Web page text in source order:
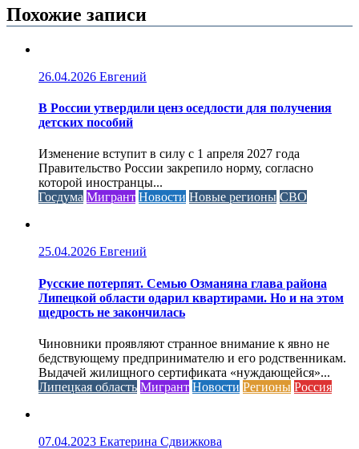
Похожие записи
26.04.2026 Евгений
В России утвердили ценз оседлости для получения
детских пособий
Изменение вступит в силу с 1 апреля 2027 года
Правительство России закрепило норму, согласно
которой иностранцы...
Госдума Мигрант Новости Новые регионы СВО
25.04.2026 Евгений
Русские потерпят. Семью Озманяна глава района
Липецкой области одарил квартирами. Но и на этом
щедрость не закончилась
Чиновники проявляют странное внимание к явно не
бедствующему предпринимателю и его родственникам.
Выдачей жилищного сертификата «нуждающейся»...
Липецкая область Мигрант Новости Регионы Россия
07.04.2023 Екатерина Сдвижкова